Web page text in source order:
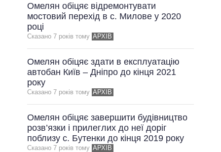
Омелян обіцяє відремонтувати
мостовий перехід в с. Милове у 2020
році
Сказано 7 рокiв тому АРХІВ
Омелян обіцяє здати в експлуатацію
автобан Київ – Дніпро до кінця 2021
року
Сказано 7 рокiв тому АРХІВ
Омелян обіцяє завершити будівництво
розв’язки і прилеглих до неї доріг
поблизу с. Бутенки до кінця 2019 року
Сказано 7 рокiв тому АРХІВ